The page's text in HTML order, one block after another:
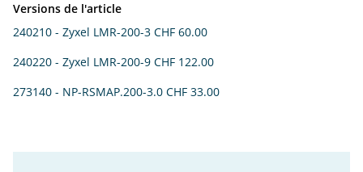
Versions de l'article
240210 - Zyxel LMR-200-3 CHF 60.00
240220 - Zyxel LMR-200-9 CHF 122.00
273140 - NP-RSMAP.200-3.0 CHF 33.00